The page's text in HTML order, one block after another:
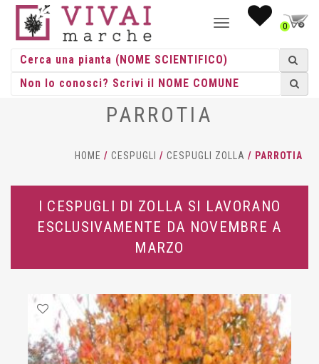
NAVIGAZIONE0
PARROTIA
HOME / CESPUGLI / CESPUGLI ZOLLA / PARROTIA
I CESPUGLI DI ZOLLA SI LAVORANO
ESCLUSIVAMENTE DA NOVEMBRE A
MARZO